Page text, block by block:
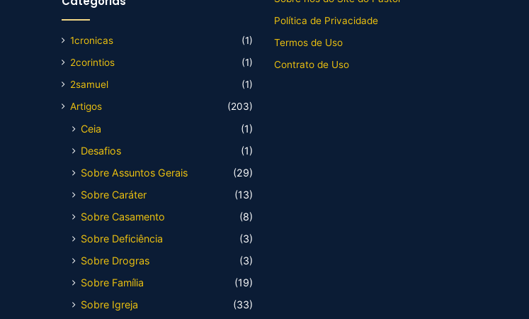
1cronicas
(1)
2corintios
(1)
2samuel
(1)
Artigos
(203)
Ceia
(1)
Desafios
(1)
Sobre Assuntos Gerais
(29)
Sobre Caráter
(13)
Sobre Casamento
(8)
Sobre Deficiência
(3)
Sobre Drogras
(3)
Sobre Família
(19)
Sobre Igreja
(33)
Política de Privacidade
Termos de Uso
Contrato de Uso